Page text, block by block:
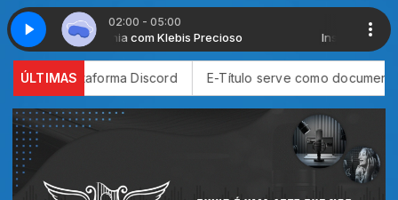
02:00 - 05:00
Insônia com Klebis Precioso Insônia com Klebis
ÚLTIMAS
Discord E-Título serve como documento para votar;